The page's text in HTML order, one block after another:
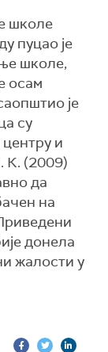
школе
пуцао је
школе,
осам
је
су
и
К. (2009)
да
на
донела
жалости у